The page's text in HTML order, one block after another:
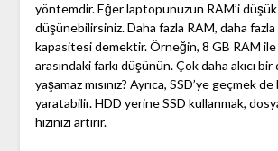
yöntemdir. Eğer laptopunuzun RAM’i
düşünebilirsiniz. Daha fazla RAM, daha
kapasitesi demektir. Örneğin, 8 GB RAM ile
arasındaki farkı düşünün. Çok daha akıcı
yaşamaz mısınız? Ayrıca, SSD’ye geçmek
yaratabilir. HDD yerine SSD kullanmak,
hızınızı artırır.